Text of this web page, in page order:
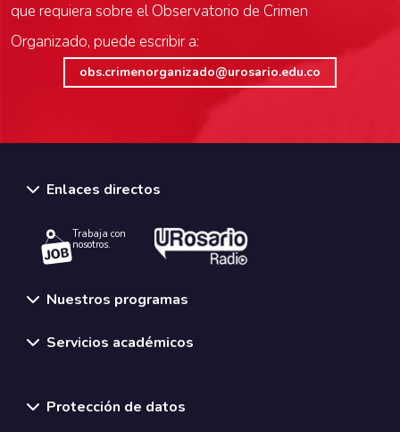
que requiera sobre el Observatorio de Crimen
Organizado, puede escribir a:
obs.crimenorganizado@urosario.edu.co
Enlaces directos
Trabaja con
nosotros.
Nuestros programas
Servicios académicos
Protección de datos